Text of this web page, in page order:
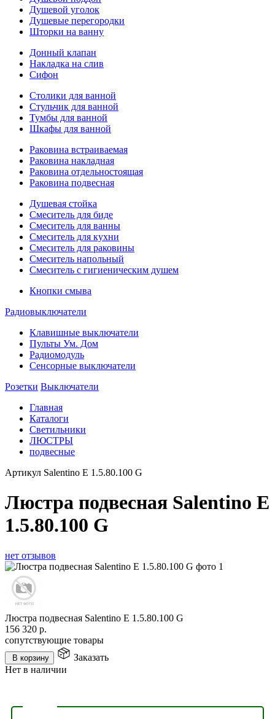
Душевой уголок
Душевые перегородки
Шторки на ванну
Донный клапан
Накладка на слив
Сифон
Столики для ванной
Стульчик для ванной
Тумбы для ванной
Шкафы для ванной
Раковина встраиваемая
Раковина накладная
Раковина отдельностоящая
Раковина подвесная
Душевая стойка
Смеситель для биде
Смеситель для ванны
Смеситель для кухни
Смеситель для раковины
Смеситель напольный
Смеситель с гигиеническим душем
Кнопки смыва
Радиовыключатели
Клавишные выключатели
Пульты Ум. Дом
Радиомодуль
Сенсорные выключатели
Розетки Выключатели
Главная
Каталоги
Светильники
ЛЮСТРЫ
подвесные
Артикул Salentino E 1.5.80.100 G
Люстра подвесная Salentino E
1.5.80.100 G
нет отзывов
Люстра подвесная Salentino E 1.5.80.100 G
156 320 р.
сопутствующие товары
В корзину
Заказать
Нет в наличии